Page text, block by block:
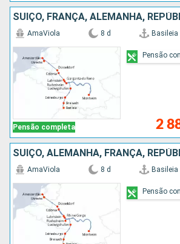
Pensão completa
AmaViola 8 d Basileia
2
Pensão
AmaViola 8 d Basileia
Pensão